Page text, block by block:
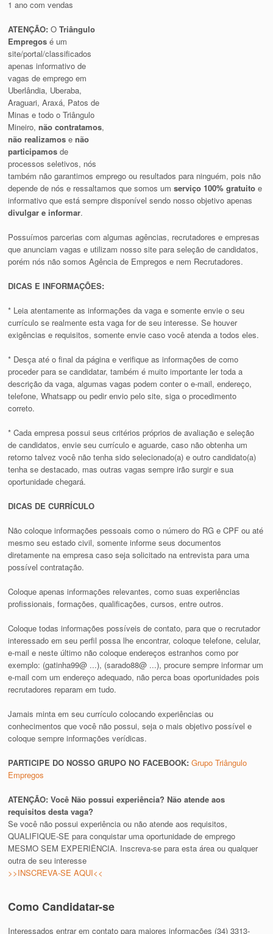
1 ano com vendas
ATENÇÃO: OTriângulo
Empregos é um
site/portal/classificados
apenas informativo de
vagas de emprego em
Uberlândia, Uberaba,
Araguari, Araxá, Patos de
Minas e todo o Triângulo
Mineiro,não contratamos,
não realizamos enão
participamos de
processos seletivos, nós
também não garantimos emprego ou resultados para ninguém, pois não
depende de nós e ressaltamos que somos umserviço 100% gratuito e
informativo que está sempre disponível sendo nosso objetivo apenas
divulgar e informar.
Possuímos parcerias com algumas agências, recrutadores e empresas
que anunciam vagas e utilizam nosso site para seleção de candidatos,
porém nós não somos Agência de Empregos e nem Recrutadores.
DICAS E INFORMAÇÕES:
* Leia atentamente as informações da vaga e somente envie o seu
currículo se realmente esta vaga for de seu interesse. Se houver
exigências e requisitos, somente envie caso você atenda a todos eles.
* Desça até o final da página e verifique as informações de como
proceder para se candidatar, também é muito importante ler toda a
descrição da vaga, algumas vagas podem conter o e-mail, endereço,
telefone, Whatsapp ou pedir envio pelo site, siga o procedimento
correto.
* Cada empresa possui seus critérios próprios de avaliação e seleção
de candidatos, envie seu currículo e aguarde, caso não obtenha um
retorno talvez você não tenha sido selecionado(a) e outro candidato(a)
tenha se destacado, mas outras vagas sempre irão surgir e sua
oportunidade chegará.
DICAS DE CURRÍCULO
Não coloque informações pessoais como o número do RG e CPF ou até
mesmo seu estado civil, somente informe seus documentos
diretamente na empresa caso seja solicitado na entrevista para uma
possível contratação.
Coloque apenas informações relevantes, como suas experiências
profissionais, formações, qualificações, cursos, entre outros.
Coloque todas informações possíveis de contato, para que o recrutador
interessado em seu perfil possa lhe encontrar, coloque telefone, celular,
e-mail e neste último não coloque endereços estranhos como por
exemplo: (gatinha99@ ...), (sarado88@ ...), procure sempre informar um
e-mail com um endereço adequado, não perca boas oportunidades pois
recrutadores reparam em tudo.
Jamais minta em seu currículo colocando experiências ou
conhecimentos que você não possui, seja o mais objetivo possível e
coloque sempre informações verídicas.
PARTICIPE DO NOSSO GRUPO NO FACEBOOK:Grupo Triângulo
Empregos
ATENÇÃO: Você Não possui experiência? Não atende aos
requisitos desta vaga?
Se você não possui experiência ou não atende aos requisitos,
QUALIFIQUE-SE para conquistar uma oportunidade de emprego
MESMO SEM EXPERIÊNCIA. Inscreva-se para esta área ou qualquer
outra de seu interesse
>>INSCREVA-SE AQUI<<
Como Candidatar-se
Interessados entrar em contato para maiores informações (34) 3313-